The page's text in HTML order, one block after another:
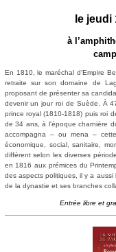
le jeudi
à
En 1810, le maréchal d'Empire
retraite sur son domaine de
proposant de présenter sa candi
devenir un jour roi de Suède. À
prince royal (1810-1818) puis roi
de 34 ans, à l'époque charnière
accompagna – ou mena –
économique, social, sanitaire,
différent selon les diverses
en 1816 aux prémices du
des aspects politiques, il y a
de la dynastie et ses branches
Entrée libre et